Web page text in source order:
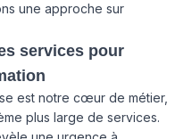
une approche sur
services pour
est notre cœur de métier,
plus large de services.